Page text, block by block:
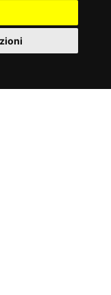
con
ed
!